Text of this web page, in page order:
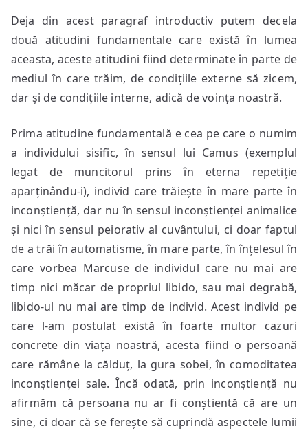
Deja din acest paragraf introductiv putem decela
două atitudini fundamentale care există în lumea
aceasta, aceste atitudini fiind determinate în parte de
mediul în care trăim, de condițiile externe să zicem,
dar și de condițiile interne, adică de voința noastră.
Prima atitudine fundamentală e cea pe care o numim
a individului sisific, în sensul lui Camus (exemplul
legat de muncitorul prins în eterna repetiție
aparținându-i), individ care trăiește în mare parte în
inconștiență, dar nu în sensul inconștienței animalice
și nici în sensul peiorativ al cuvântului, ci doar faptul
de a trăi în automatisme, în mare parte, în înțelesul în
care vorbea Marcuse de individul care nu mai are
timp nici măcar de propriul libido, sau mai degrabă,
libido-ul nu mai are timp de individ. Acest individ pe
care l-am postulat există în foarte multor cazuri
concrete din viața noastră, acesta fiind o persoană
care rămâne la călduț, la gura sobei, în comoditatea
inconștienței sale. Încă odată, prin inconștiență nu
afirmăm că persoana nu ar fi conștientă că are un
sine, ci doar că se ferește să cuprindă aspectele lumii